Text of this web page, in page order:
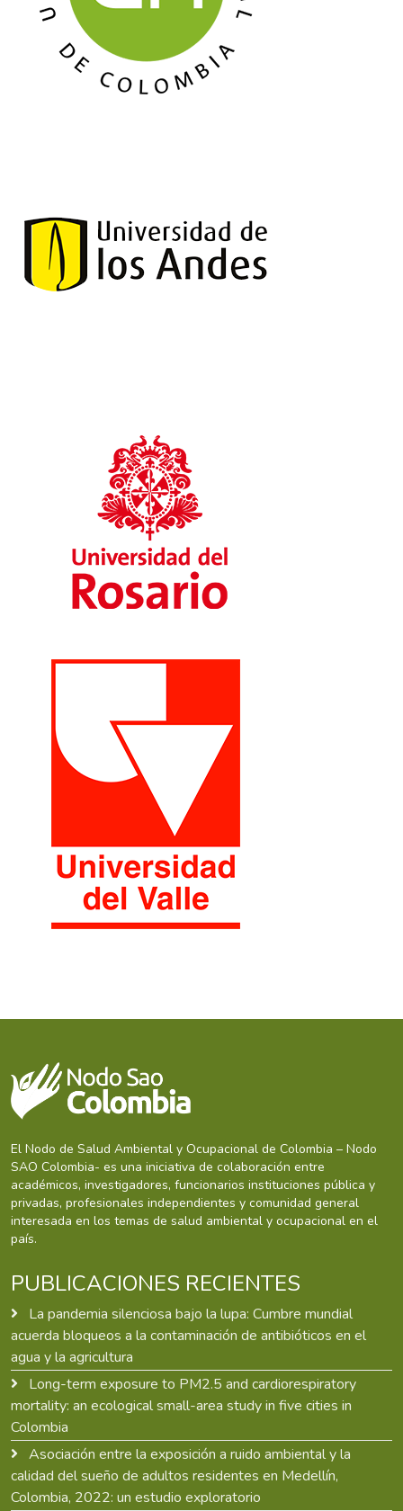
El Nodo de Salud Ambiental y Ocupacional de Colombia – Nodo
SAO Colombia- es una iniciativa de colaboración entre
académicos, investigadores, funcionarios instituciones pública y
privadas, profesionales independientes y comunidad general
interesada en los temas de salud ambiental y ocupacional en el
país.
PUBLICACIONES RECIENTES
La pandemia silenciosa bajo la lupa: Cumbre mundial
acuerda bloqueos a la contaminación de antibióticos en el
agua y la agricultura
Long-term exposure to PM2.5 and cardiorespiratory
mortality: an ecological small-area study in five cities in
Colombia
Asociación entre la exposición a ruido ambiental y la
calidad del sueño de adultos residentes en Medellín,
Colombia, 2022: un estudio exploratorio